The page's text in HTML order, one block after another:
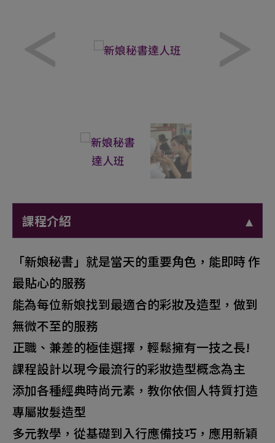
課程介紹
「新娘秘書」就是當天的重要角色，能即時 作
最貼心的服務
能為每位新娘找到最適合的彩妝及造型，做到
無微不至的服務
正職、兼差的極佳選擇，輕鬆擁有一技之長!
課程設計以現今最流行的彩妝造型概念為主
添加各種經典時尚元素，教你依個人特質打造
專屬妝髮造型
多元教學，從基礎到入行應備技巧，應用新穎